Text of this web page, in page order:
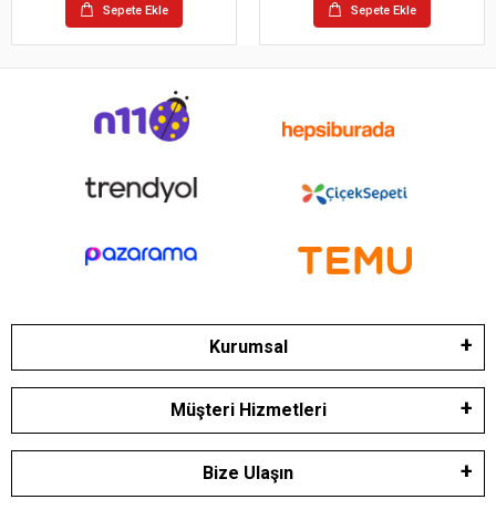
Sepete Ekle Sepete Ekle
Kurumsal
Müşteri Hizmetleri
Bize Ulaşın